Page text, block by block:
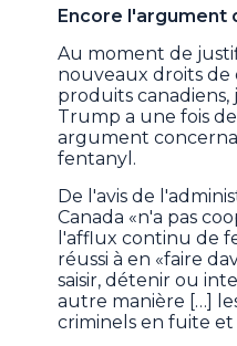
Encore l'argument
Au moment de
nouveaux droits de
produits
Trump a une fois
argument
fentanyl.
De l'avis de
Canada «n'a pas
l'afflux continu de
réussi à en «faire
saisir, détenir ou
autre manière […]
criminels en fuite et